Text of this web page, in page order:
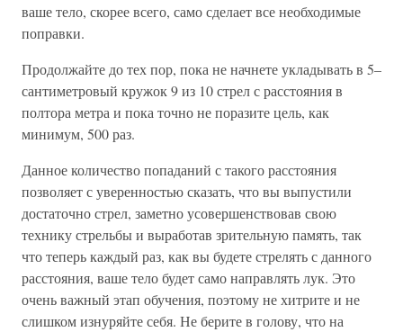
ваше тело, скорее всего, само сделает все необходимые
поправки.
Продолжайте до тех пор, пока не начнете укладывать в 5–
сантиметровый кружок 9 из 10 стрел с расстояния в
полтора метра и пока точно не поразите цель, как
минимум, 500 раз.
Данное количество попаданий с такого расстояния
позволяет с уверенностью сказать, что вы выпустили
достаточно стрел, заметно усовершенствовав свою
технику стрельбы и выработав зрительную память, так
что теперь каждый раз, как вы будете стрелять с данного
расстояния, ваше тело будет само направлять лук. Это
очень важный этап обучения, поэтому не хитрите и не
слишком изнуряйте себя. Не берите в голову, что на